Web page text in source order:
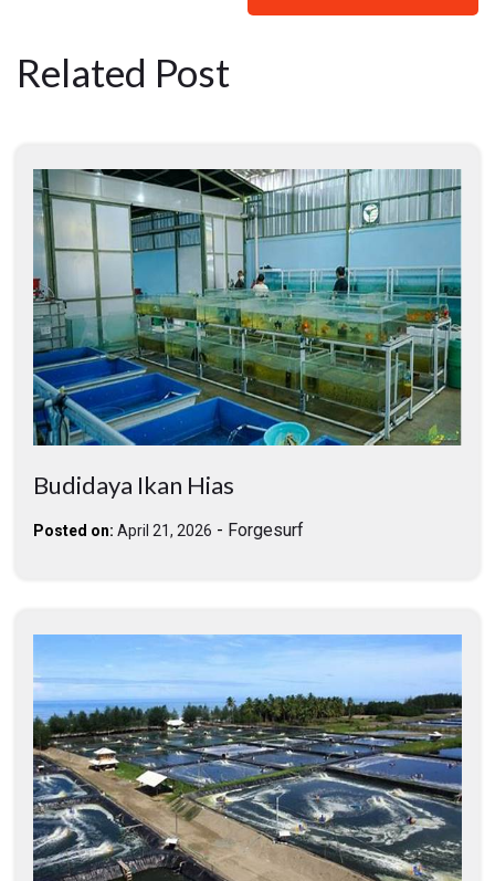
Related Post
Budidaya Ikan Hias
Posted on: April 21, 2026 - Forgesurf